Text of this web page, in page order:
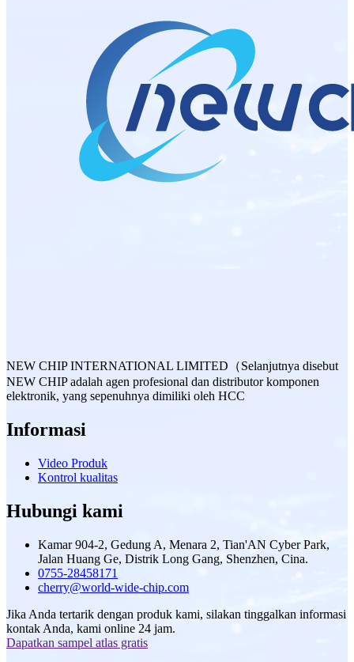
NEW CHIP INTERNATIONAL LIMITED（Selanjutnya disebut
NEW CHIP adalah agen profesional dan distributor komponen
elektronik, yang sepenuhnya dimiliki oleh HCC
Informasi
Video Produk
Kontrol kualitas
Hubungi kami
Kamar 904-2, Gedung A, Menara 2, Tian'AN Cyber ​​Park,
Jalan Huang Ge, Distrik Long Gang, Shenzhen, Cina.
0755-28458171
cherry@world-wide-chip.com
Jika Anda tertarik dengan produk kami, silakan tinggalkan informasi
kontak Anda, kami online 24 jam.
Dapatkan sampel atlas gratis